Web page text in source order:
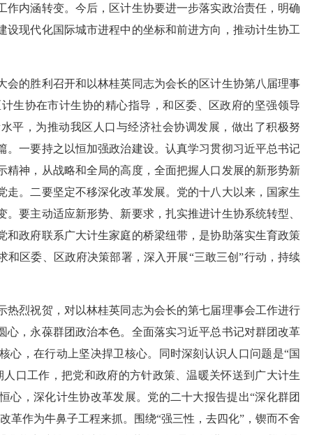
内涵转变。今后，区计生协要进一步落实政治责任，明确
现代化国际城市进程中的坐标和前进方向，推动计生协工
的胜利召开和以林桂英同志为会长的区计生协第八届理事
生协在市计生协的精心指导，和区委、区政府的坚强领导
平，为推动我区人口与经济社会协调发展，做出了积极努
一要持之以恒加强政治建设。认真学习贯彻习近平总书记
神，从战略和全局的高度，全面把握人口发展的新形势新
。二要坚定不移深化改革发展。党的十八大以来，国家生
要主动适应新形势、新要求，扎实推进计生协系统转型、
政府联系广大计生家庭的桥梁纽带，是协助落实生育政策
区委、区政府决策部署，深入开展“三敢三创”行动，持续
烈祝贺，对以林桂英同志为会长的第七届理事会工作进行
，永葆群团政治本色。全面落实习近平总书记对群团改革
心，在行动上坚决捍卫核心。同时深刻认识人口问题是“国
口工作，把党和政府的方针政策、温暖关怀送到广大计生
心，深化计生协改革发展。党的二十大报告提出“深化群团
革作为牛鼻子工程来抓。围绕“强三性，去四化”，锲而不舍